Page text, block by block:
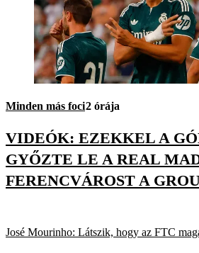
Minden más foci2 órája
VIDEÓK: EZEKKEL A
GYŐZTE LE A REAL
FERENCVÁROST A
José Mourinho: Látszik, hogy az FTC